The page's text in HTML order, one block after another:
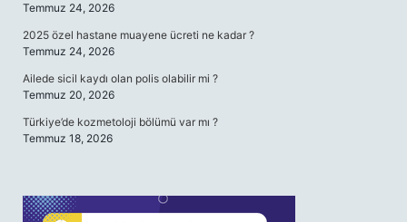
Temmuz 24, 2026
2025 özel hastane muayene ücreti ne kadar ?
Temmuz 24, 2026
Ailede sicil kaydı olan polis olabilir mi ?
Temmuz 20, 2026
Türkiye’de kozmetoloji bölümü var mı ?
Temmuz 18, 2026